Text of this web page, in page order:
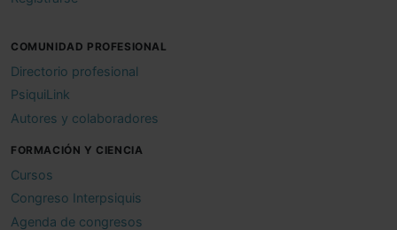
COMUNIDAD PROFESIONAL
Directorio profesional
PsiquiLink
Autores y colaboradores
FORMACIÓN Y CIENCIA
Cursos
Congreso Interpsiquis
Agenda de congresos